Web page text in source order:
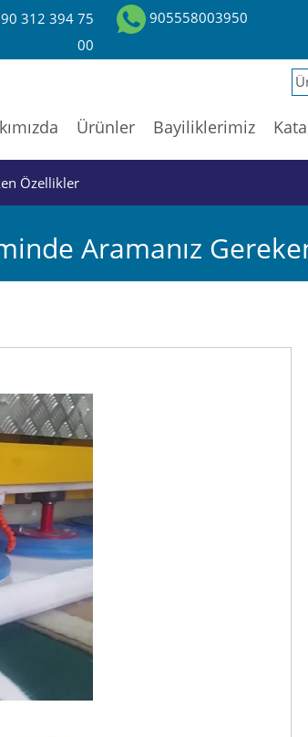
312 394 75
00
905558003950
Ürünler Bayiliklerimiz
Özellikler
Aramanız